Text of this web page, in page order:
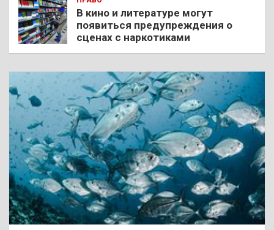
В кино и литературе могут
появиться предупреждения о
сценах с наркотиками